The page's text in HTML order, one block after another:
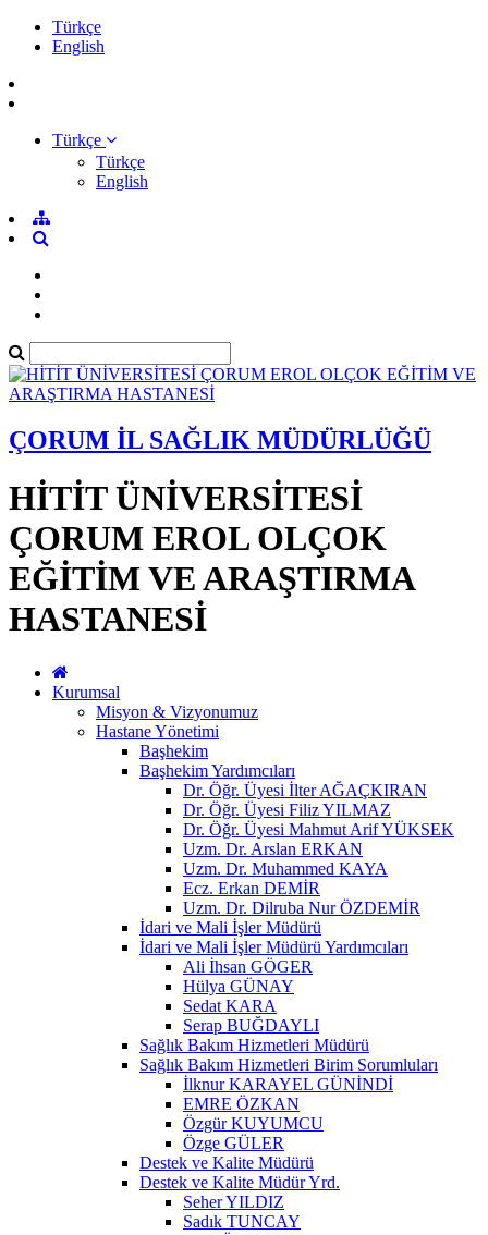
Türkçe
English
Türkçe
Türkçe
English
ÇORUM İL SAĞLIK MÜDÜRLÜĞÜ
HİTİT ÜNİVERSİTESİ
ÇORUM EROL OLÇOK
EĞİTİM VE ARAŞTIRMA
HASTANESİ
Kurumsal
Misyon & Vizyonumuz
Hastane Yönetimi
Başhekim
Başhekim Yardımcıları
Dr. Öğr. Üyesi İlter AĞAÇKIRAN
Dr. Öğr. Üyesi Filiz YILMAZ
Dr. Öğr. Üyesi Mahmut Arif YÜKSEK
Uzm. Dr. Arslan ERKAN
Uzm. Dr. Muhammed KAYA
Ecz. Erkan DEMİR
Uzm. Dr. Dilruba Nur ÖZDEMİR
İdari ve Mali İşler Müdürü
İdari ve Mali İşler Müdürü Yardımcıları
Ali İhsan GÖGER
Hülya GÜNAY
Sedat KARA
Serap BUĞDAYLI
Sağlık Bakım Hizmetleri Müdürü
Sağlık Bakım Hizmetleri Birim Sorumluları
İlknur KARAYEL GÜNİNDİ
EMRE ÖZKAN
Özgür KUYUMCU
Özge GÜLER
Destek ve Kalite Müdürü
Destek ve Kalite Müdür Yrd.
Seher YILDIZ
Sadık TUNCAY